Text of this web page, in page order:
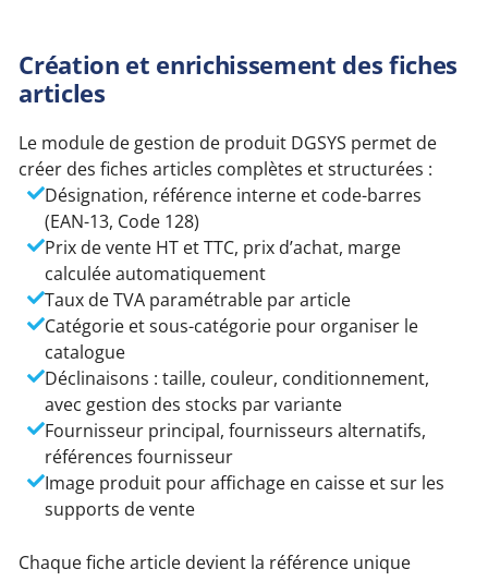
Création et enrichissement des fiches
articles
Le module de gestion de produit DGSYS permet de
créer des fiches articles complètes et structurées :
Désignation, référence interne et code-barres
(EAN-13, Code 128)
Prix de vente HT et TTC, prix d’achat, marge
calculée automatiquement
Taux de TVA paramétrable par article
Catégorie et sous-catégorie pour organiser le
catalogue
Déclinaisons : taille, couleur, conditionnement,
avec gestion des stocks par variante
Fournisseur principal, fournisseurs alternatifs,
références fournisseur
Image produit pour affichage en caisse et sur les
supports de vente
Chaque fiche article devient la référence unique